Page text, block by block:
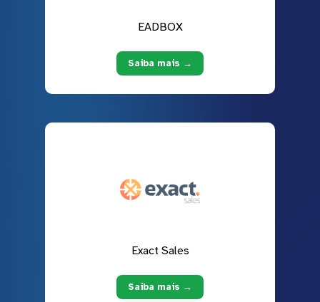
EADBOX
Saiba mais →
Exact Sales
Saiba mais →